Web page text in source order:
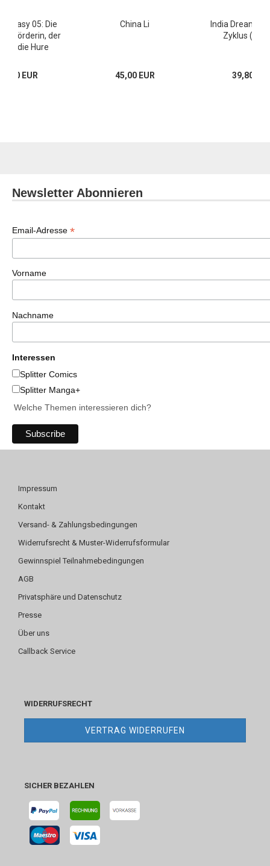
05: Die
der
& die Hure
EUR
China Li
45,00 EUR
India Dreams:
Zyklus
39,80
Newsletter Abonnieren
Email-Adresse *
Vorname
Nachname
Interessen
Splitter Comics
Splitter Manga+
Welche Themen interessieren dich?
Impressum
Kontakt
Versand- & Zahlungsbedingungen
Widerrufsrecht & Muster-Widerrufsformular
Gewinnspiel Teilnahmebedingungen
AGB
Privatsphäre und Datenschutz
Presse
Über uns
Callback Service
WIDERRUFSRECHT
VERTRAG WIDERRUFEN
SICHER BEZAHLEN